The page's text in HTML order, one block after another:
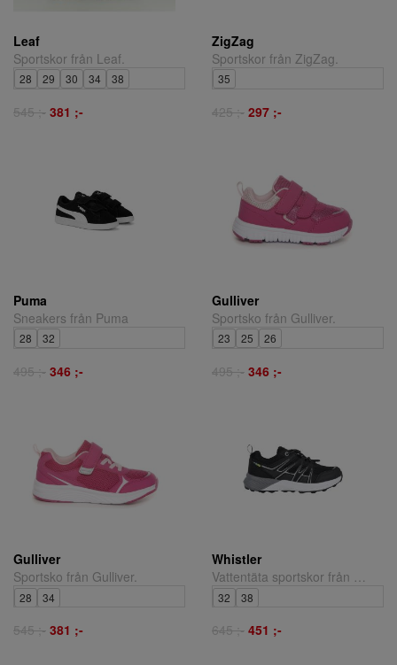
Leaf
Sportskor från Leaf.
28 29 30 34 38
545 ;- 381 ;-
ZigZag
Sportskor från ZigZag.
35
425 ;- 297 ;-
Puma
Sneakers från Puma
28 32
495 ;- 346 ;-
Gulliver
Sportsko från Gulliver.
23 25 26
495 ;- 346 ;-
Gulliver
Sportsko från Gulliver.
28 34
545 ;- 381 ;-
Whistler
Vattentäta sportskor från Whistler.
32 38
645 ;- 451 ;-